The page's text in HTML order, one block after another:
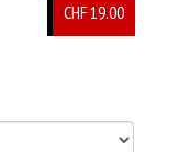
CHF 19.00